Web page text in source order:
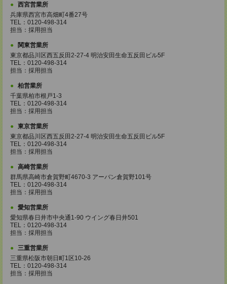
西宮営業所
兵庫県西宮市高畑町4番27号
TEL：0120-498-314
担当：採用担当
関東営業所
東京都品川区西五反田2-27-4 明治安田生命五反田ビル5F
TEL：0120-498-314
担当：採用担当
柏営業所
千葉県柏市根戸1-3
TEL：0120-498-314
担当：採用担当
東京営業所
東京都品川区西五反田2-27-4 明治安田生命五反田ビル5F
TEL：0120-498-314
担当：採用担当
高崎営業所
群馬県高崎市倉賀野町4670-3 アーバン倉賀野101号
TEL：0120-498-314
担当：採用担当
愛知営業所
愛知県春日井市中央通1-90 ウイング春日井501
TEL：0120-498-314
担当：採用担当
三重営業所
三重県松阪市朝日町1区10-26
TEL：0120-498-314
担当：採用担当